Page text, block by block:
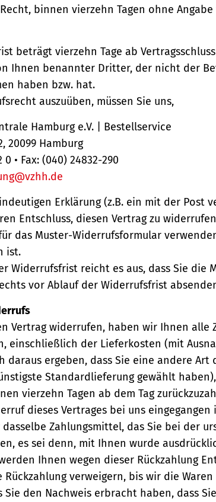
binnen vierzehn Tagen ohne
beträgt vierzehn Tage ab
Ihnen benannter Dritter, der nicht der
haben bzw. hat.
auszuüben, müssen Sie uns,
Hamburg e.V. | Bestellservice
20099 Hamburg
0 • Fax: (040) 24832-290
Erklärung (z.B. ein mit der Post
Entschluss, diesen Vertrag zu
das Muster-Widerrufsformular
ist.
Widerrufsfrist reicht es aus, dass Sie die
vor Ablauf der Widerrufsfrist
Vertrag widerrufen, haben wir Ihnen alle
einschließlich der Lieferkosten (mit
daraus ergeben, dass Sie eine andere
Standardlieferung gewählt
vierzehn Tagen ab dem Tag
dieses Vertrages bei uns eingegangen
Zahlungsmittel, das Sie bei der
es sei denn, mit Ihnen wurde
Ihnen wegen dieser Rückzahlung
verweigern, bis wir die
Sie den Nachweis erbracht haben, dass